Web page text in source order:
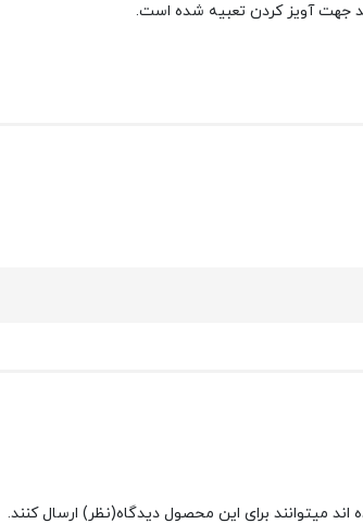
جهت آویز کردن تعبیه شده است.
میتوانند برای این محصول دیدگاه(نظر) ارسال کنند.